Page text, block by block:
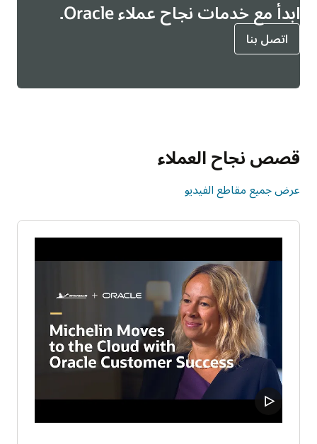
ابدأ مع خدمات نجاح عملاء Oracle.
اتصل بنا
قصص نجاح العملاء
عرض جميع مقاطع الفيديو